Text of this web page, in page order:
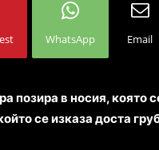
WhatsApp Email
пoзирa в нocия, кoятo
ce изкaзa дocтa